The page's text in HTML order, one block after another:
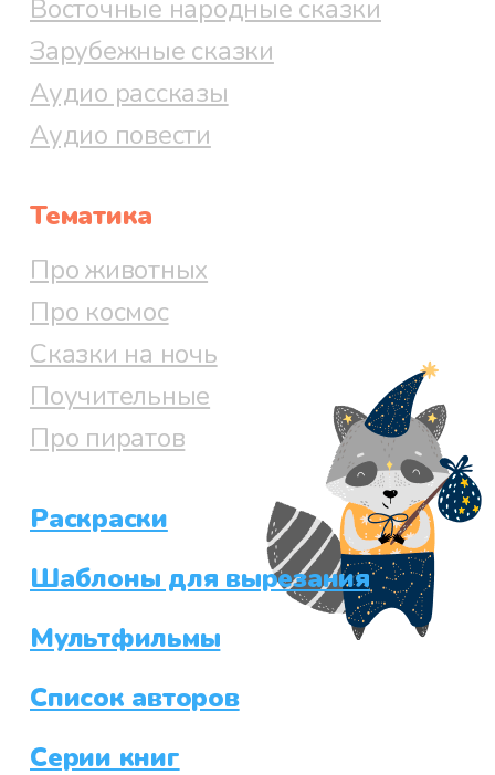
Восточные народные сказки
Зарубежные сказки
Аудио рассказы
Аудио повести
Тематика
Про животных
Про космос
Сказки на ночь
Поучительные
Про пиратов
Раскраски
Шаблоны для вырезания
Мультфильмы
Список авторов
Серии книг